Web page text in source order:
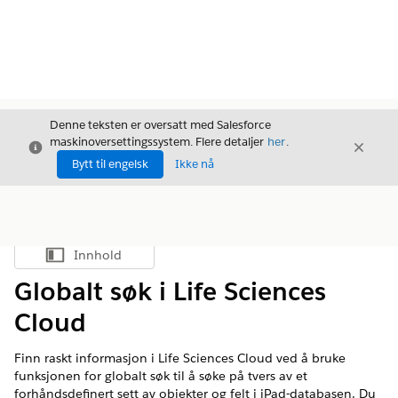
Avslutt
Denne teksten er oversatt med Salesforce
maskinoversettingssystem. Flere detaljer her.
Bytt til engelsk
Ikke nå
Avslutt
Vis innholdsfortegnelse
Innhold
Globalt søk i Life Sciences
Cloud
Finn raskt informasjon i Life Sciences Cloud ved å bruke
funksjonen for globalt søk til å søke på tvers av et
forhåndsdefinert sett av objekter og felt i iPad-databasen. Du